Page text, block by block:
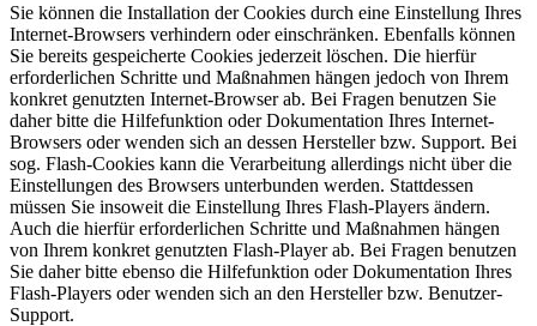
Sie können die Installation der Cookies durch eine Einstellung Ihres
Internet-Browsers verhindern oder einschränken. Ebenfalls können
Sie bereits gespeicherte Cookies jederzeit löschen. Die hierfür
erforderlichen Schritte und Maßnahmen hängen jedoch von Ihrem
konkret genutzten Internet-Browser ab. Bei Fragen benutzen Sie
daher bitte die Hilfefunktion oder Dokumentation Ihres Internet-
Browsers oder wenden sich an dessen Hersteller bzw. Support. Bei
sog. Flash-Cookies kann die Verarbeitung allerdings nicht über die
Einstellungen des Browsers unterbunden werden. Stattdessen
müssen Sie insoweit die Einstellung Ihres Flash-Players ändern.
Auch die hierfür erforderlichen Schritte und Maßnahmen hängen
von Ihrem konkret genutzten Flash-Player ab. Bei Fragen benutzen
Sie daher bitte ebenso die Hilfefunktion oder Dokumentation Ihres
Flash-Players oder wenden sich an den Hersteller bzw. Benutzer-
Support.